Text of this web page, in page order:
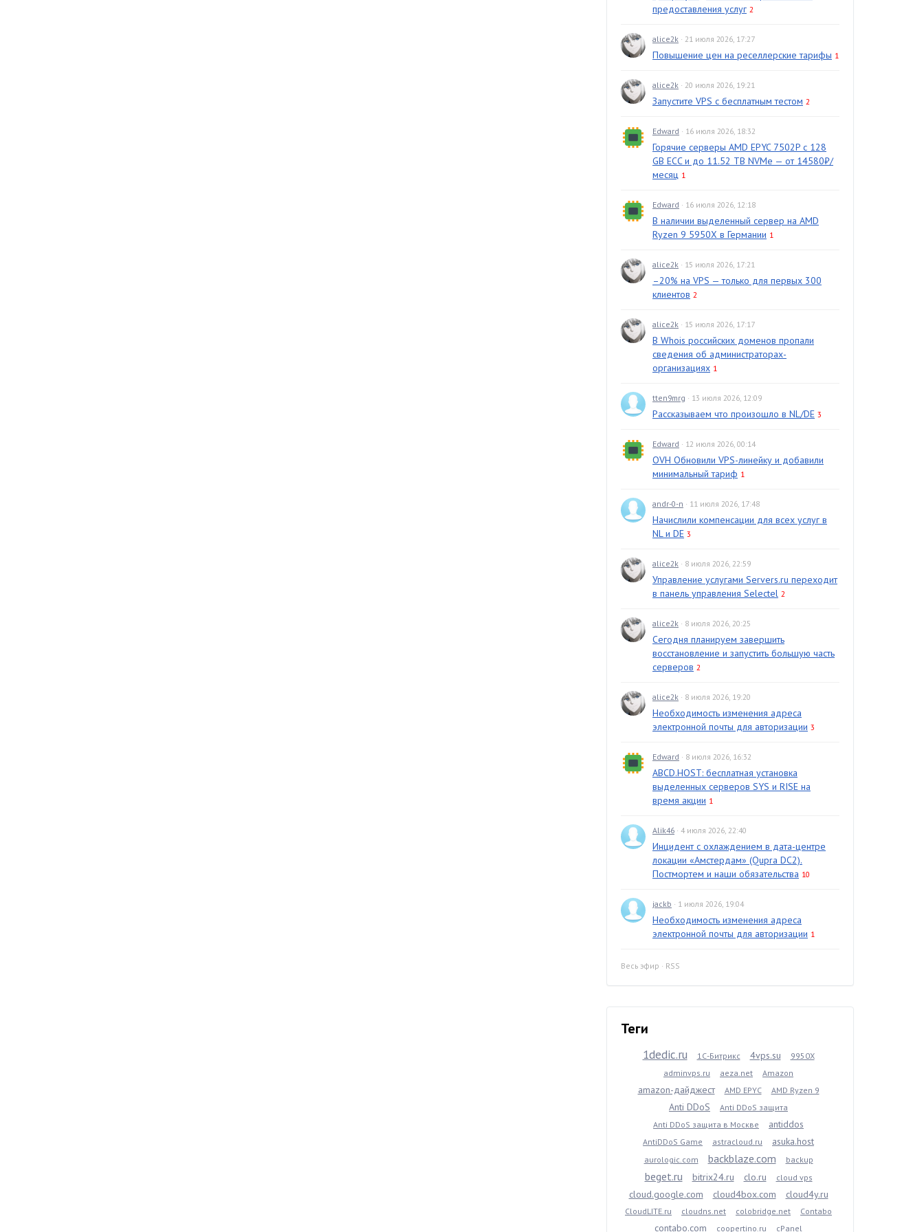
предоставления услуг 2
alice2k · 21 июля 2026, 17:27
Повышение цен на реселлерские тарифы 1
alice2k · 20 июля 2026, 19:21
Запустите VPS с бесплатным тестом 2
Edward · 16 июля 2026, 18:32
Горячие серверы AMD EPYC 7502P с 128
GB ECC и до 11.52 TB NVMe — от 14580₽/
месяц 1
Edward · 16 июля 2026, 12:18
В наличии выделенный сервер на AMD
Ryzen 9 5950X в Германии 1
alice2k · 15 июля 2026, 17:21
–20% на VPS — только для первых 300
клиентов 2
alice2k · 15 июля 2026, 17:17
В Whois российских доменов пропали
сведения об администраторах-
организациях 1
tten9mrg · 13 июля 2026, 12:09
Рассказываем что произошло в NL/DE 3
Edward · 12 июля 2026, 00:14
OVH Обновили VPS-линейку и добавили
минимальный тариф 1
andr-0-n · 11 июля 2026, 17:48
Начислили компенсации для всех услуг в
NL и DE 3
alice2k · 8 июля 2026, 22:59
Управление услугами Servers.ru переходит
в панель управления Selectel 2
alice2k · 8 июля 2026, 20:25
Сегодня планируем завершить
восстановление и запустить большую часть
серверов 2
alice2k · 8 июля 2026, 19:20
Необходимость изменения адреса
электронной почты для авторизации 3
Edward · 8 июля 2026, 16:32
ABCD.HOST: бесплатная установка
выделенных серверов SYS и RISE на
время акции 1
Alik46 · 4 июля 2026, 22:40
Инцидент с охлаждением в дата-центре
локации «Амстердам» (Qupra DC2).
Постмортем и наши обязательства 10
jackb · 1 июля 2026, 19:04
Необходимость изменения адреса
электронной почты для авторизации 1
Весь эфир · RSS
Теги
1dedic.ru 1С-Битрикс 4vps.su
9950X
adminvps.ru
aeza.net Amazon
amazon-дайджест AMD EPYC AMD Ryzen 9
Anti DDoS
Anti DDoS защита
Anti DDoS защита в Москве
antiddos
AntiDDoS Game astracloud.ru asuka.host
aurologic.com backblaze.com backup
beget.ru bitrix24.ru clo.ru cloud vps
cloud.google.com cloud4box.com cloud4y.ru
CloudLITE.ru cloudns.net colobridge.net Contabo
contabo.com coopertino.ru cPanel